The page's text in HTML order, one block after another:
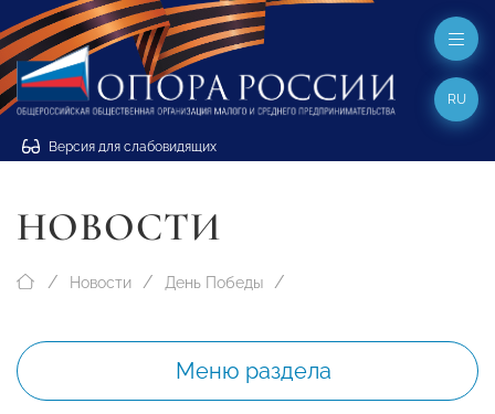
Версия для слабовидящих
RU
НОВОСТИ
Новости День Победы
Меню раздела